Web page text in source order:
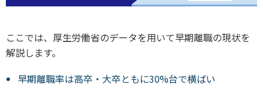
ここでは、厚生労働省のデータを用いて早期離職の現状を
解説します。
早期離職率は高卒・大卒ともに30%台で横ばい